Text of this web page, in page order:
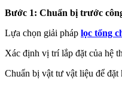
Bước 1: Chuẩn bị trước
Lựa chọn giải pháp lọc tổng
Xác định vị trí lắp đặt của hệ
Chuẩn bị vật tư vật liệu để đặt